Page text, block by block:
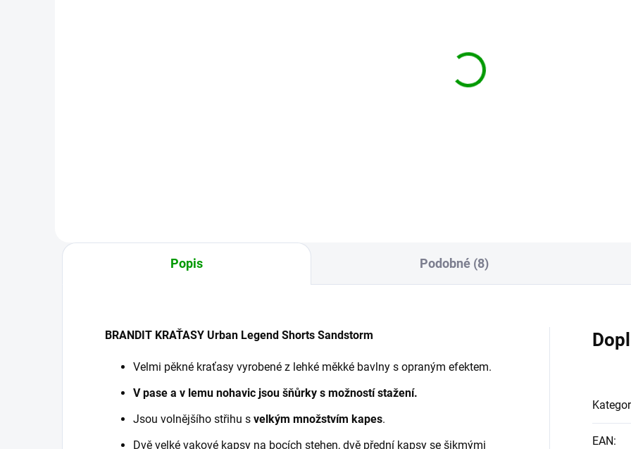
Popis Podobné (8)
BRANDIT KRAŤASY Urban Legend Shorts Sandstorm
Velmi pěkné kraťasy vyrobené z lehké měkké bavlny s opraným efektem.
V pase a v lemu nohavic jsou šňůrky s možností stažení.
Jsou volnějšího střihu s velkým množstvím kapes.
Dvě velké vakové kapsy na bocích stehen, dvě přední kapsy se šikmými
EAN: